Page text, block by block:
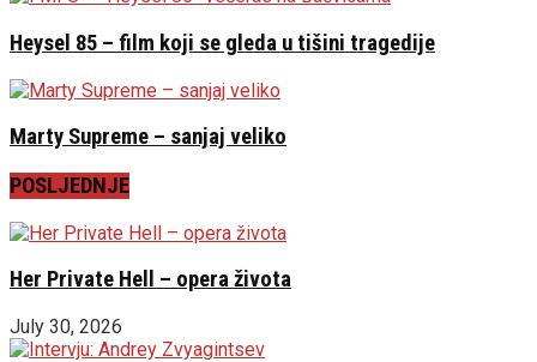
Heysel 85 – film koji se gleda u tišini tragedije
Marty Supreme – sanjaj veliko
POSLJEDNJE
Her Private Hell – opera života
July 30, 2026